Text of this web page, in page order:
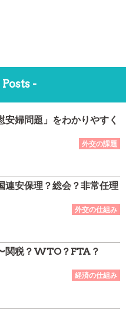
-
安婦問題」をわかりやすく
安保理？総会？非常任理
関税？WTO？FTA？